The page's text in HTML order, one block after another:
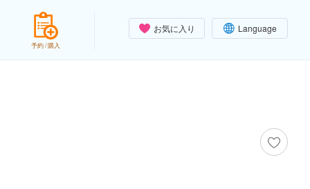
お気に入り Language
予約 / 購入